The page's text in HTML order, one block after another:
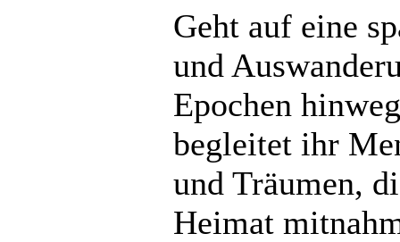
Geht auf eine
und
Epochen
begleitet ihr
und Träumen,
Heimat